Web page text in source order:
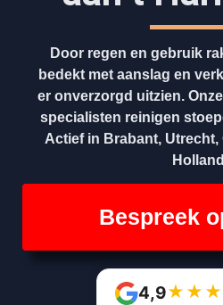
Door regen en gebruik
bedekt met aanslag en
er onverzorgd uitzien.
specialisten reinigen
Actief in Brabant,
Bespreek
4,9★ ★ ★